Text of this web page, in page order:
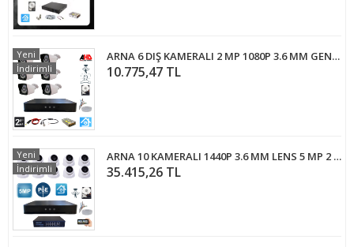
ARNA 6 DIŞ KAMERALI 2 MP 1080P 3.6 MM GENİŞ AÇILI 250 GB HARDDİSK DAHİL AHD GÜVENLİK KAMERA SETİ - ST-26250
10.775,47 TL
Yeni
İndirimli
ARNA 10 KAMERALI 1440P 3.6 MM LENS 5 MP 2 TB 7/24 HDD DAHİL DOME GÜVENLİK KAMERASI SETİ - ST51021
35.415,26 TL
Yeni
İndirimli